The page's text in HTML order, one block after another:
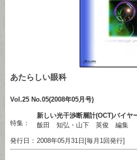
あたらしい眼科
Vol.25 No.05(2008年05月号)
特集：
新しい光干渉断層計(OCT)バイヤ
飯田 知弘・山下 英俊 編集
発行日： 2008年05月31日[毎月1回発行]